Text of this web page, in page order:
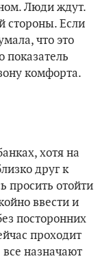
Люди ждут.
стороны. Если
что это
показатель
комфорта.
хотя на
друг к
просить отойти
ввести и
посторонних
проходит
назначают